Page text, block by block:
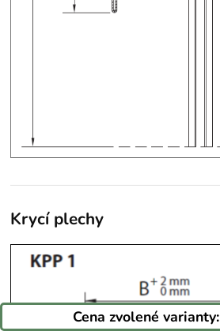
Krycí plechy
Cena zvolené varianty: